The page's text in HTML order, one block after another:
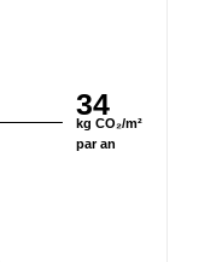
34
kg CO₂/m²
par an